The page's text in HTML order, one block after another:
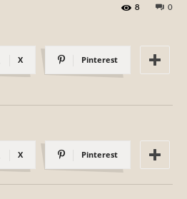
0
8
X Pinterest
X Pinterest